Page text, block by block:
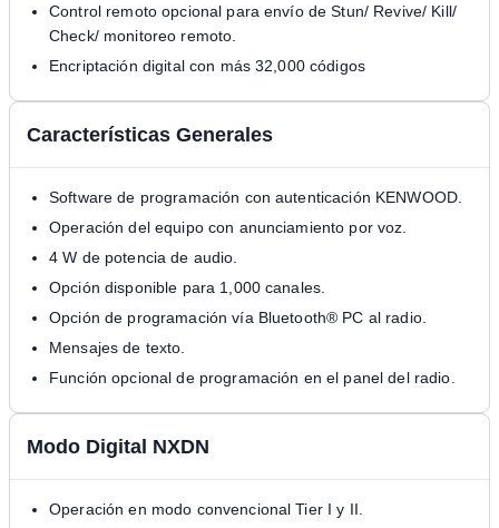
Control remoto opcional para envío de Stun/ Revive/ Kill/
Check/ monitoreo remoto.
Encriptación digital con más 32,000 códigos
Características Generales
Software de programación con autenticación KENWOOD.
Operación del equipo con anunciamiento por voz.
4 W de potencia de audio.
Opción disponible para 1,000 canales.
Opción de programación vía Bluetooth® PC al radio.
Mensajes de texto.
Función opcional de programación en el panel del radio.
Modo Digital NXDN
Operación en modo convencional Tier I y II.